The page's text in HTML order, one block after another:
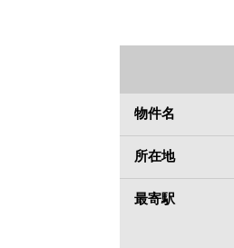
物件名
所在地
最寄駅